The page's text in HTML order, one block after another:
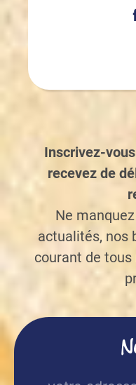
Inscrivez-
recevez de
Ne
actualités, nos
courant de tous